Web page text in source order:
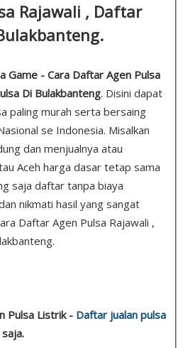
Rajawali , Daftar
Game - Cara Daftar Agen Pulsa
Di Bulakbanteng. Disini dapat
paling murah serta bersaing
se Indonesia. Misalkan
dan menjualnya atau
Aceh harga dasar tetap sama
saja daftar tanpa biaya
nikmati hasil yang sangat
Daftar Agen Pulsa Rajawali ,
Pulsa Listrik - Daftar jualan pulsa